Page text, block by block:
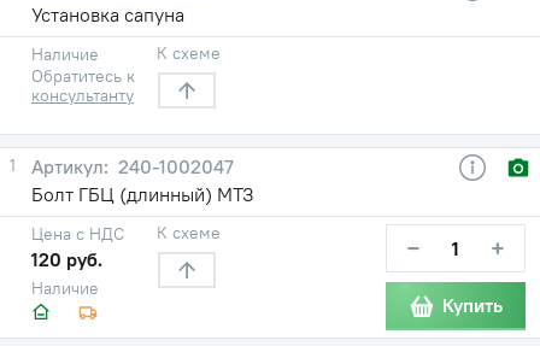
Установка сапуна
Наличие
Обратитесь к
консультанту
К схеме
1
240-1002047
Болт ГБЦ (длинный) МТЗ
Наличие
Цена с НДС
120 руб.
К схеме − +
Купить